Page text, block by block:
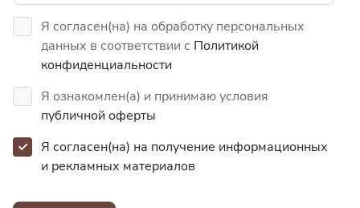
Я согласен(на) на обработку персональных
данных в соответствии с Политикой
конфиденциальности
Я ознакомлен(а) и принимаю условия
публичной оферты
Я согласен(на) на получение информационных
и рекламных материалов